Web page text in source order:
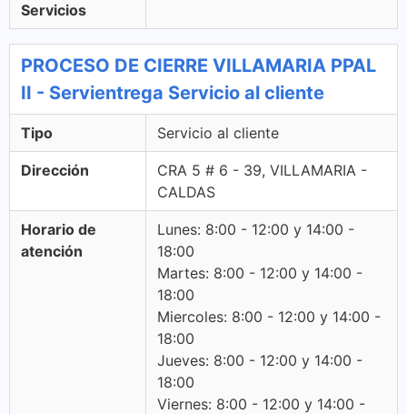
Servicios
PROCESO DE CIERRE VILLAMARIA PPAL
II - Servientrega Servicio al cliente
Tipo Servicio al cliente
Dirección
CRA 5 # 6 - 39, VILLAMARIA -
CALDAS
Horario de
atención
Lunes: 8:00 - 12:00 y 14:00 -
18:00
Martes: 8:00 - 12:00 y 14:00 -
18:00
Miercoles: 8:00 - 12:00 y 14:00 -
18:00
Jueves: 8:00 - 12:00 y 14:00 -
18:00
Viernes: 8:00 - 12:00 y 14:00 -